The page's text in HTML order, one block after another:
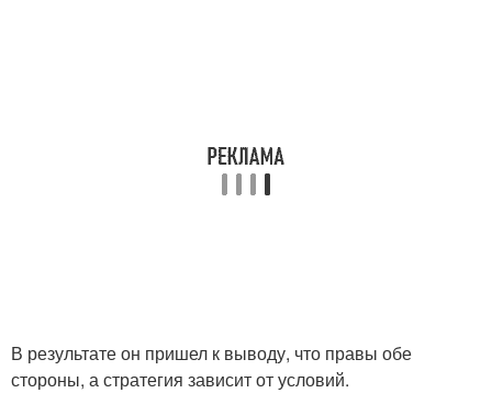
В результате он пришел к выводу, что правы обе
стороны, а стратегия зависит от условий.